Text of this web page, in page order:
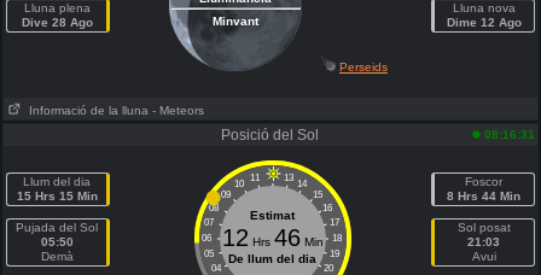
Lluna plena
Dive 28 Ago
Minvant
Lluna nova
Dime 12 Ago
Perseids
Informació de la lluna - Meteors
Posició del Sol 08:16:31
Llum del dia
15 Hrs 15 Min
Pujada del Sol
05:50
Demà
11 13
10
14
09
15
08
16
07
17
06
18
05
19
04
20
Estimat
12 Hrs 46Min
De llum del dia
Foscor
8 Hrs 44 Min
Sol posat
21:03
Avui